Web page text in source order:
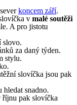
koncem září.
v malé soutěži
A pro jistotu
slovo.
za daný týden.
stylu.
slovíčka jsou pak
hledat snadno.
říjnu pak slovíčka